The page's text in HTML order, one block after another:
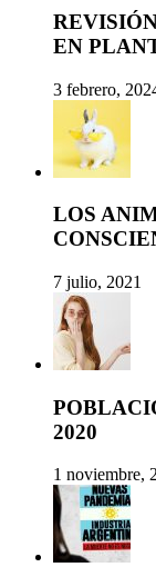
EN
3 febrero,
LOS
7 julio, 2021
2020
1 noviembre,